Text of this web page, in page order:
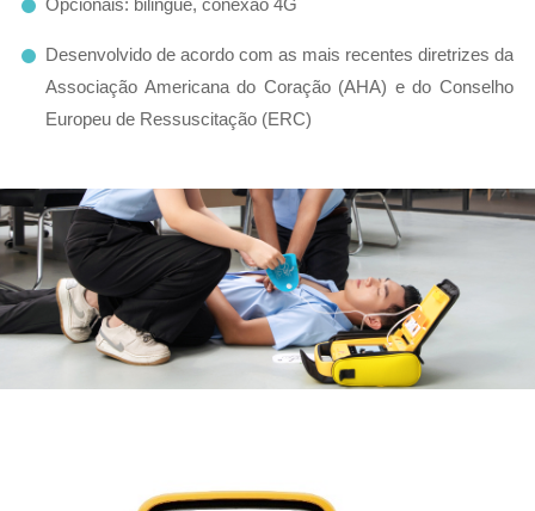
Desenvolvido de acordo com as mais recentes diretrizes da
Associação Americana do Coração (AHA) e do Conselho
Europeu de Ressuscitação (ERC)